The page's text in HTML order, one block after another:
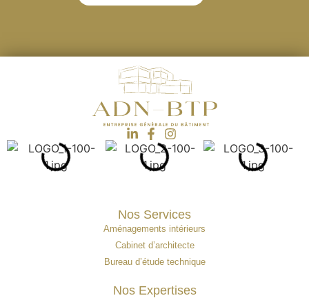
Nos Services
Aménagements intérieurs
Cabinet d’architecte
Bureau d’étude technique
Nos Expertises